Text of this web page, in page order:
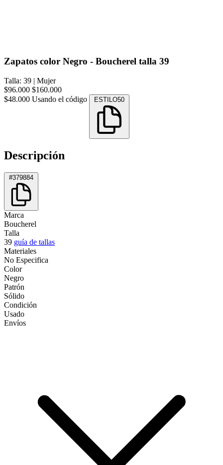
Zapatos color Negro - Boucherel talla 39
Talla: 39 | Mujer
$96.000 $160.000
$48.000 Usando el código ESTILO50
Descripción
#379884
Marca
Boucherel
Talla
39 guía de tallas
Materiales
No Especifica
Color
Negro
Patrón
Sólido
Condición
Usado
Envíos